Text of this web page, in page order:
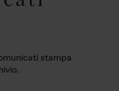
stampa